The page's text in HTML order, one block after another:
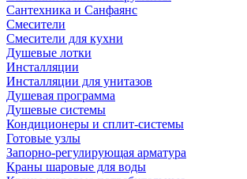
Сантехника и Санфаянс
Смесители
Смесители для кухни
Душевые лотки
Инсталляции
Инсталляции для унитазов
Душевая программа
Душевые системы
Кондиционеры и сплит-системы
Готовые узлы
Запорно-регулирующая арматура
Краны шаровые для воды